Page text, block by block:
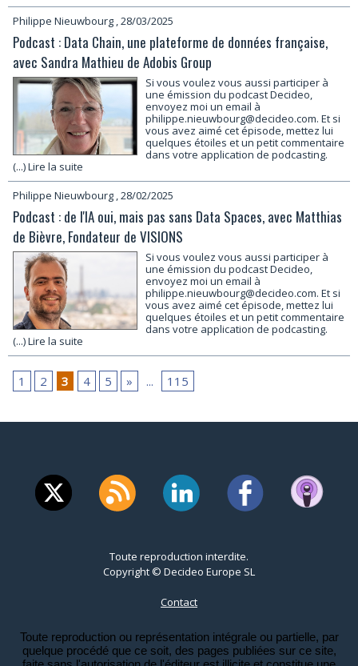
Philippe Nieuwbourg , 28/03/2025
Podcast : Data Chain, une plateforme de données française,
avec Sandra Mathieu de Adobis Group
Si vous voulez vous aussi participer à
une émission du podcast Decideo,
envoyez moi un email à
philippe.nieuwbourg@decideo.com. Et si
vous avez aimé cet épisode, mettez lui
quelques étoiles et un petit commentaire
dans votre application de podcasting.
(...) Lire la suite
Philippe Nieuwbourg , 28/02/2025
Podcast : de l'IA oui, mais pas sans Data Spaces, avec Matthias
de Bièvre, Fondateur de VISIONS
Si vous voulez vous aussi participer à
une émission du podcast Decideo,
envoyez moi un email à
philippe.nieuwbourg@decideo.com. Et si
vous avez aimé cet épisode, mettez lui
quelques étoiles et un petit commentaire
dans votre application de podcasting.
(...) Lire la suite
1 2 3 4 5 » ... 115
Toute reproduction interdite.
Copyright © Decideo Europe SL
Contact
Toute reproduction ou représentation intégrale ou partielle, par
quelque procédé que ce soit, des pages publiées sur ce site,